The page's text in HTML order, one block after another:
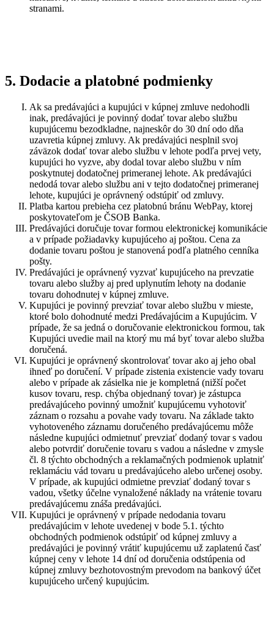
stranami.
5. Dodacie a platobné podmienky
Ak sa predávajúci a kupujúci v kúpnej zmluve nedohodli
inak, predávajúci je povinný dodať tovar alebo službu
kupujúcemu bezodkladne, najneskôr do 30 dní odo dňa
uzavretia kúpnej zmluvy. Ak predávajúci nesplnil svoj
záväzok dodať tovar alebo službu v lehote podľa prvej vety,
kupujúci ho vyzve, aby dodal tovar alebo službu v ním
poskytnutej dodatočnej primeranej lehote. Ak predávajúci
nedodá tovar alebo službu ani v tejto dodatočnej primeranej
lehote, kupujúci je oprávnený odstúpiť od zmluvy.
Platba kartou prebieha cez platobnú bránu WebPay, ktorej
poskytovateľom je ČSOB Banka.
Predávajúci doručuje tovar formou elektronickej komunikácie
a v prípade požiadavky kupujúceho aj poštou. Cena za
dodanie tovaru poštou je stanovená podľa platného cenníka
pošty.
Predávajúci je oprávnený vyzvať kupujúceho na prevzatie
tovaru alebo služby aj pred uplynutím lehoty na dodanie
tovaru dohodnutej v kúpnej zmluve.
Kupujúci je povinný prevziať tovar alebo službu v mieste,
ktoré bolo dohodnuté medzi Predávajúcim a Kupujúcim. V
prípade, že sa jedná o doručovanie elektronickou formou, tak
Kupujúci uvedie mail na ktorý mu má byť tovar alebo služba
doručená.
Kupujúci je oprávnený skontrolovať tovar ako aj jeho obal
ihneď po doručení. V prípade zistenia existencie vady tovaru
alebo v prípade ak zásielka nie je kompletná (nižší počet
kusov tovaru, resp. chýba objednaný tovar) je zástupca
predávajúceho povinný umožniť kupujúcemu vyhotoviť
záznam o rozsahu a povahe vady tovaru. Na základe takto
vyhotoveného záznamu doručeného predávajúcemu môže
následne kupujúci odmietnuť prevziať dodaný tovar s vadou
alebo potvrdiť doručenie tovaru s vadou a následne v zmysle
čl. 8 týchto obchodných a reklamačných podmienok uplatniť
reklamáciu vád tovaru u predávajúceho alebo určenej osoby.
V prípade, ak kupujúci odmietne prevziať dodaný tovar s
vadou, všetky účelne vynaložené náklady na vrátenie tovaru
predávajúcemu znáša predávajúci.
Kupujúci je oprávnený v prípade nedodania tovaru
predávajúcim v lehote uvedenej v bode 5.1. týchto
obchodných podmienok odstúpiť od kúpnej zmluvy a
predávajúci je povinný vrátiť kupujúcemu už zaplatenú časť
kúpnej ceny v lehote 14 dní od doručenia odstúpenia od
kúpnej zmluvy bezhotovostným prevodom na bankový účet
kupujúceho určený kupujúcim.